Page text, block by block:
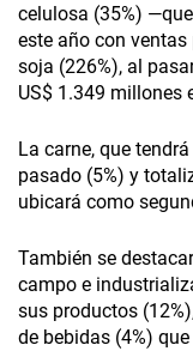
celulosa (35%)
este año con
soja (226%), al
US$ 1.349 millones
La carne, que
pasado (5%) y
ubicará como
También se
campo e
sus productos
de bebidas (4%)